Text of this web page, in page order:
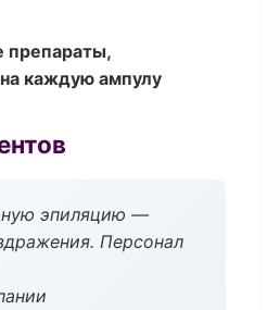
препараты,
каждую ампулу
эпиляцию —
Персонал